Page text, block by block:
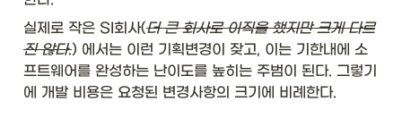
실제로 작은 SI회사(더 큰 회사로 이직을 했지만 크게 다르
진 않다.) 에서는 이런 기획변경이 잦고, 이는 기한내에 소
프트웨어를 완성하는 난이도를 높히는 주범이 된다. 그렇기
에 개발 비용은 요청된 변경사항의 크기에 비례한다.